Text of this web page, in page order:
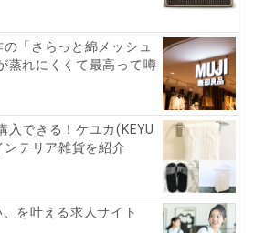
「さらっと綿メッシュ
蒸れにくくて最高って噂
入できる！ケユカ(KEYU
テリア雑貨を紹介
を叶える求人サイト